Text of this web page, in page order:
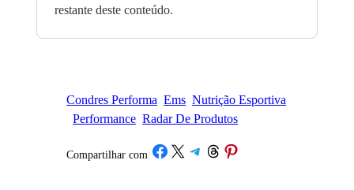
restante deste conteúdo.
Condres Performa Ems Nutrição Esportiva
Performance Radar De Produtos
Compartilhar com/Share on Facebook
Share on X Share on Telegram
Share on ThreadsShare on Pinterest